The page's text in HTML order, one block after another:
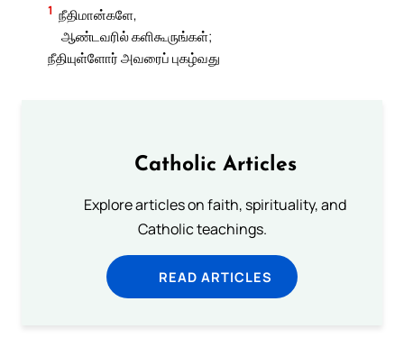
1 நீதிமான்களே,
ஆண்டவரில் களிகூருங்கள்;
நீதியுள்ளோர் அவரைப் புகழ்வது
Catholic Articles
Explore articles on faith, spirituality, and
Catholic teachings.
READ ARTICLES